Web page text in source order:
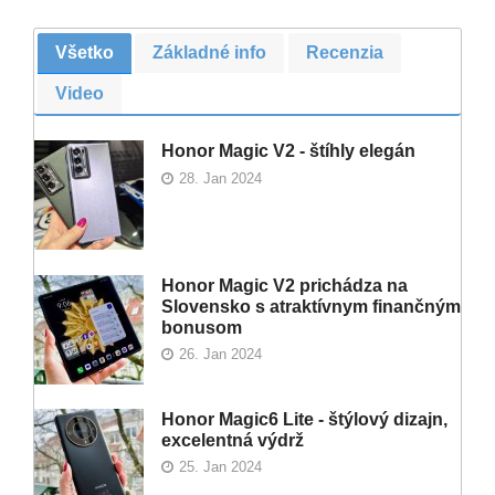
Všetko Základné info Recenzia
Video
Honor Magic V2 - štíhly elegán
28. Jan 2024
Honor Magic V2 prichádza na
Slovensko s atraktívnym finančným
bonusom
26. Jan 2024
Honor Magic6 Lite - štýlový dizajn,
excelentná výdrž
25. Jan 2024